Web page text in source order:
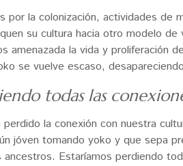
la colonización, actividades de
su cultura hacia otro modelo
amenazada la vida y proliferación
se vuelve escaso,
todas las
la conexión con nuestra
jóven tomando yoko y que sepa
Estaríamos perdiendo